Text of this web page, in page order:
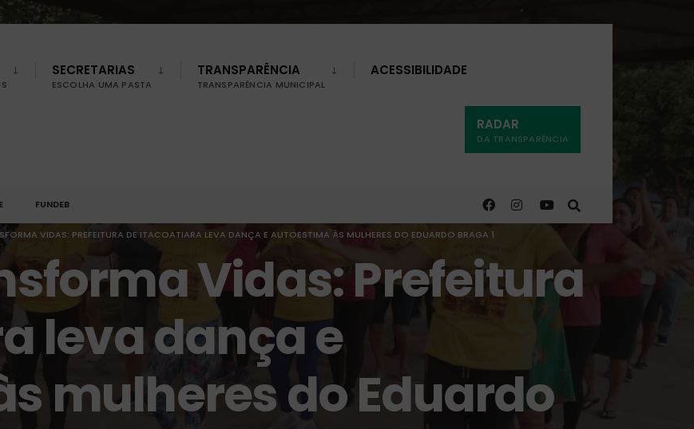
SECRETARIAS
ESCOLHA UMA PASTA
TRANSPARÊNCIA
TRANSPARÊNCIA MUNICIPAL
ACESSIBILIDADE
RADAR
DA TRANSPARÊNCIA
FUNDEB
VIDAS: PREFEITURA DE ITACOATIARA LEVA DANÇA E AUTOESTIMA ÀS MULHERES DO EDUARDO BRAGA 1
Vidas: Prefeitura
leva dança e
mulheres do Eduardo